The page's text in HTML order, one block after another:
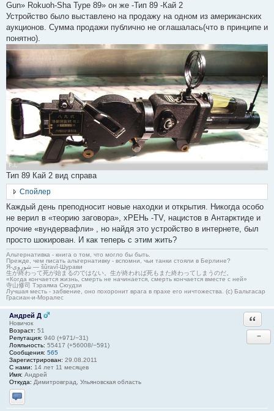
Gun» Rokuoh-Sha Type 89» он же -Тип 89 -Кай 2
Устройство было выставлено на продажу на одном из американских
аукционов. Сумма продажи публично не оглашалась(что в принципе и
понятно).
Тип 89 Кай 2 вид справа
Спойлер
Каждый день преподносит новые находки и открытия. Никогда особо
не верил в «теорию заговора», хРЕНь -TV, нацистов в Антарктиде и
прочие «вундервафли» , но найдя это устройство в интернете, был
просто шокирован. И как теперь с этим жить?
Альтернативка - книга о том, что могло бы быть.
Прежде, чем писать альтернативку - вспомни, чьи танки стояли в Берлине?
Я-شوروی — šûravî-Шурави
生が終わって死が始まるのではない。生が終われば死もまた終わってしまうのだ。
«Когда кончается жизнь, смерть не начинается, смерть кончается вместе с ней»
寺山修司 Тэраяма Сюудзи
Лучшая месть - забвение, оно похоронит врага в прахе его ничтожества. (с) Бальтасар
Грасиан-и-Моралес
Андрей Д
Новичок
Возраст: 51
Репутация: 940 (+971/−31)
Лояльность: 55417 (+56008/−591)
Сообщения: 565
Зарегистрирован: 29.08.2011
С нами: 14 лет 11 месяцев
Имя: Андрей
Откуда: Димитровград, Ульяновская область
Отправить личное сообщение
−